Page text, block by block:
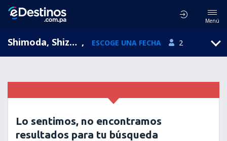
Menú
Shimoda, Shizouka, Japón , ESCOGE UNA FECHA 2
Lo sentimos, no encontramos
resultados para tu búsqueda